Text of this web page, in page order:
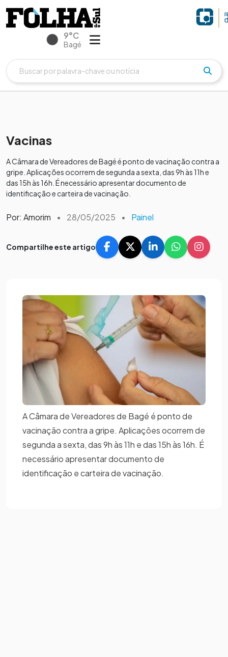
9°C
Bagé
Vacinas
A Câmara de Vereadores de Bagé é ponto de vacinação contra a
gripe. Aplicações ocorrem de segunda a sexta, das 9h às 11h e
das 15h às 16h. É necessário apresentar documento de
identificação e carteira de vacinação.
Por: Amorim • 28/05/2025 • Painel
Compartilhe este artigo
A Câmara de Vereadores de Bagé é ponto de
vacinação contra a gripe. Aplicações ocorrem de
segunda a sexta, das 9h às 11h e das 15h às 16h. É
necessário apresentar documento de
identificação e carteira de vacinação.